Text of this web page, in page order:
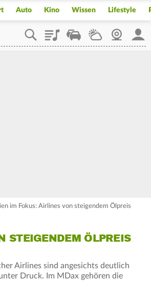
Auto Kino Wissen Lifestyle
PlaylistStaupilotWetterWebcam
im Fokus: Airlines von steigendem Ölpreis
STEIGENDEM ÖLPREIS
Airlines sind angesichts deutlich
Druck. Im MDax gehören die